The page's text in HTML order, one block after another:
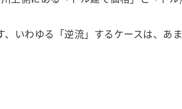
いわゆる「逆流」するケースは、あ